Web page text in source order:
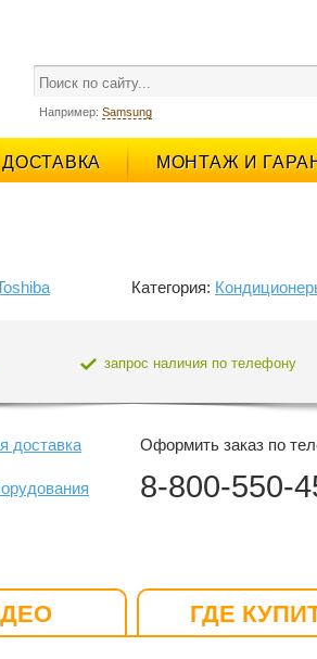
Например: Samsung
МОНТАЖ И
Категория:
запрос наличия по телефону
доставка Оформить заказ по
8-800-550-
ГДЕ